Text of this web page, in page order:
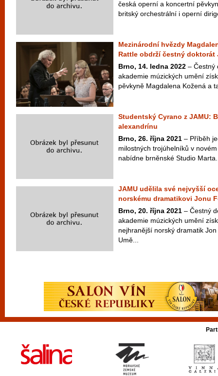
česká operní a koncertní
britský orchestrální i operní
Mezinárodní hvězdy
Rattle obdrží čestný doktorát
Brno, 14. ledna 2022 – Čestný
akademie múzických umění
pěvkyně Magdalena Kožená a
Studentský Cyrano z JAMU:
alexandrínu
Brno, 26. října 2021 – Příběh
milostných trojúhelníků v
nabídne brněnské Studio
JAMU udělila své nejvyšší
norskému dramatikovi Jonu
Brno, 20. října 2021 – Čestný
akademie múzických umění
nejhranější norský dramatik
Umě...